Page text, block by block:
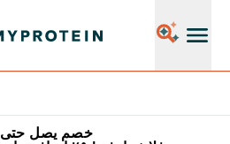
خصم يصل حتى ٣٠٪